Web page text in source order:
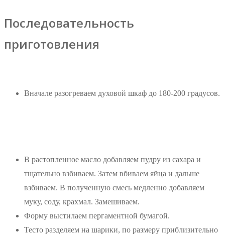
Последовательность
приготовления
Вначале разогреваем духовой шкаф до 180-200 градусов.
В растопленное масло добавляем пудру из сахара и
тщательно взбиваем. Затем вбиваем яйца и дальше
взбиваем. В полученную смесь медленно добавляем
муку, соду, крахмал. Замешиваем.
Форму выстилаем пергаментной бумагой.
Тесто разделяем на шарики, по размеру приблизительно